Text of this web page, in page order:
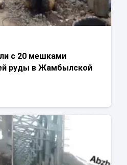
с 20 мешками
руды в Жамбылской